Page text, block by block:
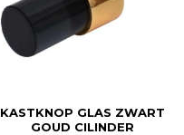
KASTKNOP GLAS ZWART
GOUD CILINDER